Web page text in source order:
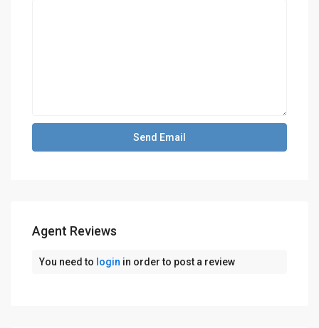
Agent Reviews
You need to login in order to post a review